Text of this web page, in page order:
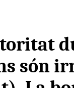
són